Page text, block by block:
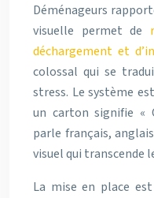
Déménageurs
visuelle permet de
déchargement et
colossal qui se
stress. Le système
un carton signifie «
parle français,
visuel qui transcende
La mise en place